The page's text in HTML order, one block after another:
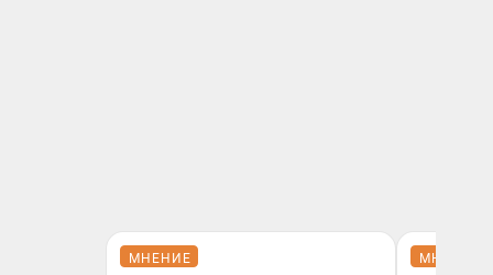
МНЕНИЕ МНЕНИЕ